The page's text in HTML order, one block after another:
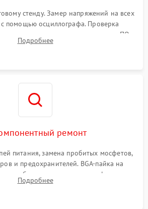
стенду. Замер напряжений на всех
помощью осциллографа. Проверка
специализированного ПО
MATS
Подробнее
ремонт
питания, замена пробитых мосфетов,
и предохранителей. BGA-пайка на
реболлинг или замена графического
памяти GDDR. Прошивка BIOS
Подробнее